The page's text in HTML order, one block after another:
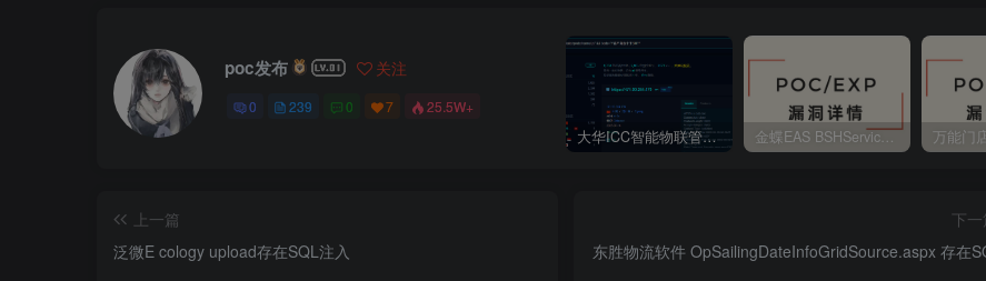
poc发布 关注
0 239 0 7 25.5W+
大华ICC智能物联管理平台 file_download 任意文件读取 金蝶EAS BSHService 存在远程代码执行
上一篇
泛微E cology upload存在SQL注入
下
东胜物流软件 OpSailingDateInfoGridSource.aspx 存在